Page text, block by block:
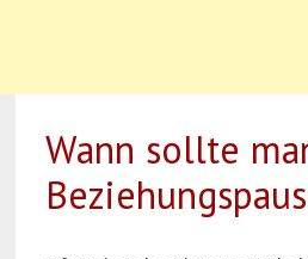
Wann sollte